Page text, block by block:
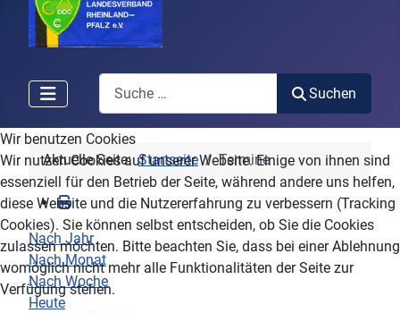
Search
Suchen
Aktuelle Seite:Startseite Termine
Nach Jahr
Nach Monat
Nach Woche
Heute
Wir benutzen Cookies
Wir nutzen Cookies auf unserer Website. Einige von ihnen sind
essenziell für den Betrieb der Seite, während andere uns helfen,
diese Website und die Nutzererfahrung zu verbessern (Tracking
Cookies). Sie können selbst entscheiden, ob Sie die Cookies
zulassen möchten. Bitte beachten Sie, dass bei einer Ablehnung
womöglich nicht mehr alle Funktionalitäten der Seite zur
Verfügung stehen.